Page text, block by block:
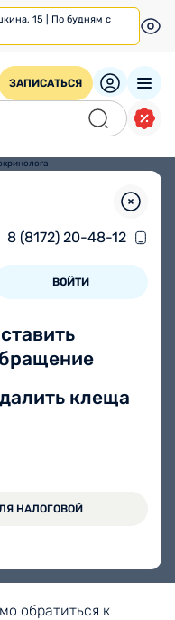
15 | По будням с
ЗАПИСАТЬСЯ
8 (8172) 20-48-12
ВОЙТИ
клеща
НАЛОГОВОЙ
прием:
₽
довольно
сразу же
обратиться к